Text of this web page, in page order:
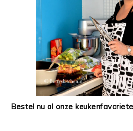
Bestel nu al onze